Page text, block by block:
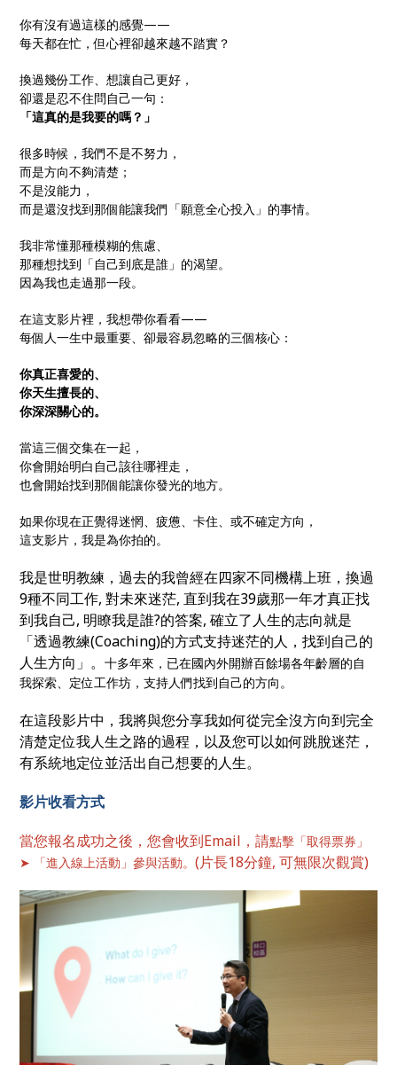
你有沒有過這樣的感覺——
每天都在忙，但心裡卻越來越不踏實？
換過幾份工作、想讓自己更好，
卻還是忍不住問自己一句：
「這真的是我要的嗎？」
很多時候，我們不是不努力，
而是方向不夠清楚；
不是沒能力，
而是還沒找到那個能讓我們「願意全心投入」的事情。
我非常懂那種模糊的焦慮、
那種想找到「自己到底是誰」的渴望。
因為我也走過那一段。
在這支影片裡，我想帶你看看——
每個人一生中最重要、卻最容易忽略的三個核心：
你真正喜愛的、
你天生擅長的、
你深深關心的。
當這三個交集在一起，
你會開始明白自己該往哪裡走，
也會開始找到那個能讓你發光的地方。
如果你現在正覺得迷惘、疲憊、卡住、或不確定方向，
這支影片，我是為你拍的。
我是世明教練，過去的我曾經在四家不同機構上班，換過
9種不同工作, 對未來迷茫, 直到我在39歲那一年才真正找
到我自己, 明瞭我是誰?的答案, 確立了人生的志向就是
「透過教練(Coaching)的方式支持迷茫的人，找到自己的
人生方向」。十多年來，已在國內外開辦百餘場各年齡層的自
我探索、定位工作坊，支持人們找到自己的方向。
在這段影片中，我將與您分享我如何從完全沒方向到完全
清楚定位我人生之路的過程，以及您可以如何跳脫迷茫，
有系統地定位並活出自己想要的人生。
影片收看方式
當您報名成功之後，您會收到Email，請點擊「取得票券」
➤ 「進入線上活動」參與活動。(片長18分鐘, 可無限次觀賞)